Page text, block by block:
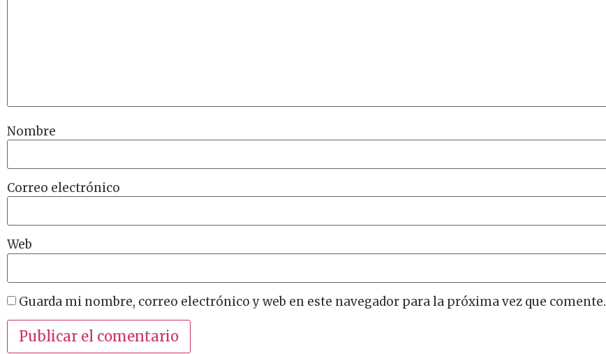
Nombre
Correo electrónico
Web
Guarda mi nombre, correo electrónico y web en este navegador para la próxima vez que comente.